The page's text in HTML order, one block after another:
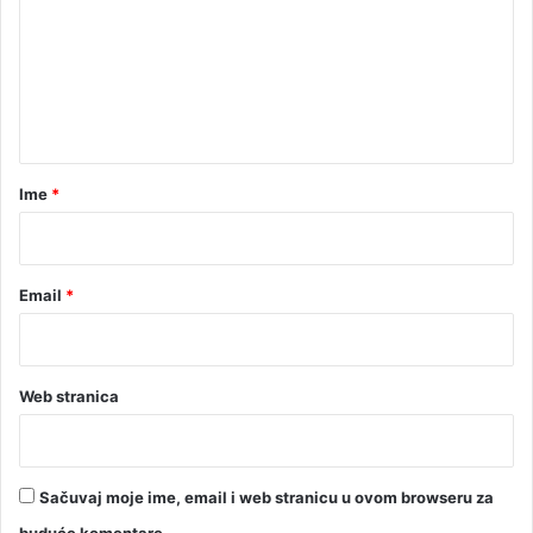
rIme *
Email *
Web stranica
Sačuvaj moje ime, email i web stranicu u ovom browseru za